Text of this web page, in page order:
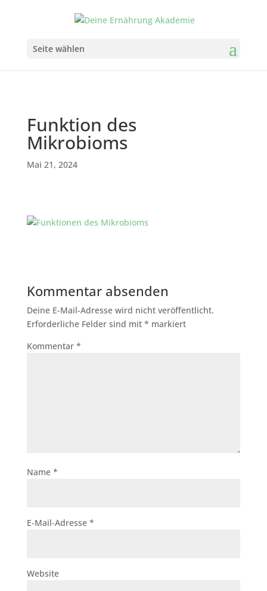
Seite wählen
Funktion des
Mikrobioms
Mai 21, 2024
Kommentar absenden
Deine E-Mail-Adresse wird nicht veröffentlicht.
Erforderliche Felder sind mit * markiert
Kommentar *
Name *
E-Mail-Adresse *
Website